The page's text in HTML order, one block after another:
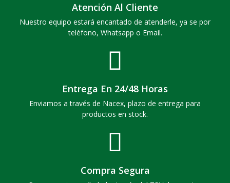
Atención Al Cliente
Nuestro equipo estará encantado de atenderle, ya se por
teléfono, Whatsapp o Email.
Entrega En 24/48 Horas
Enviamos a través de Nacex, plazo de entrega para
productos en stock.
Compra Segura